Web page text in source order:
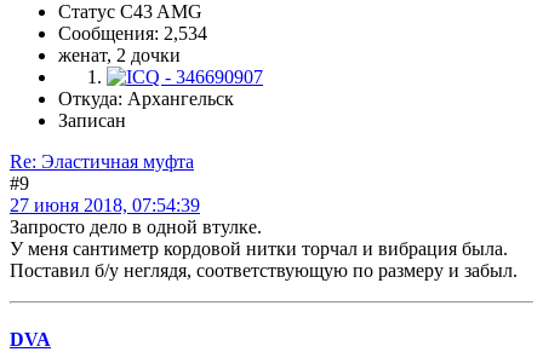
Статус C43 AMG
Сообщения: 2,534
женат, 2 дочки
Откуда: Архангельск
Записан
Re: Эластичная муфта
#9
27 июня 2018, 07:54:39
Запросто дело в одной втулке.
У меня сантиметр кордовой нитки торчал и вибрация была.
Поставил б/у неглядя, соответствующую по размеру и забыл.
DVA